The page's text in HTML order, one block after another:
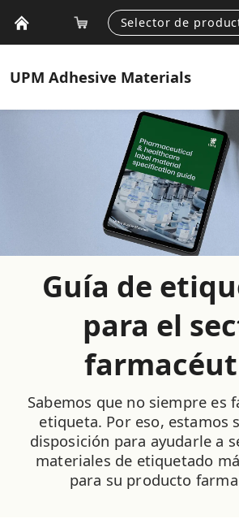
Selector de
UPM Adhesive Materials
Guía de
para el
Sabemos que no siempre es
etiqueta. Por eso, estamos
disposición para ayudarle a
materiales de etiquetado
para su producto